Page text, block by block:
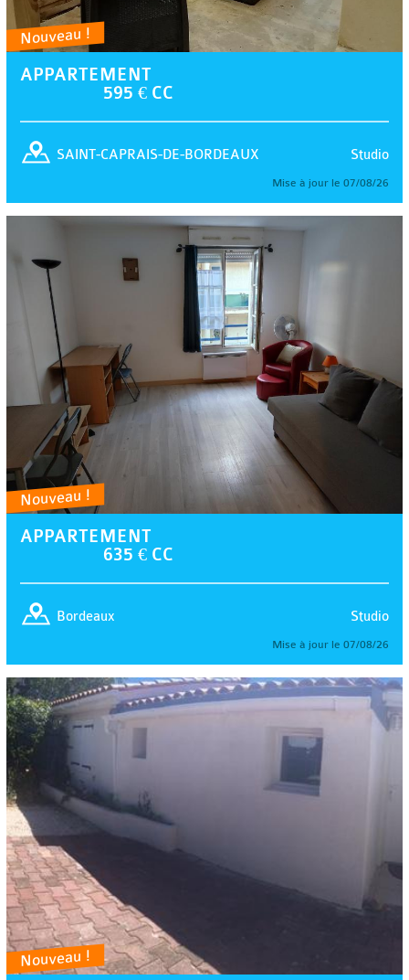
Nouveau !
APPARTEMENT
595 € CC
Studio
SAINT-CAPRAIS-DE-BORDEAUX
Mise à jour le 07/08/26
Nouveau !
APPARTEMENT
635 € CC
Studio
Bordeaux
Mise à jour le 07/08/26
Nouveau !